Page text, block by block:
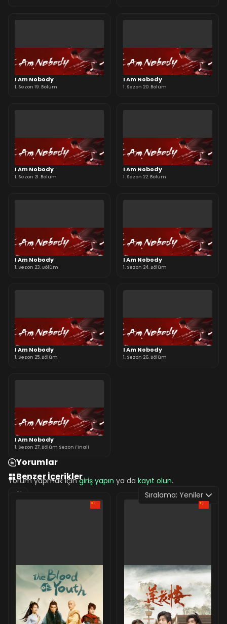
I Am Nobody
1. Sezon 19. Bölüm
I Am Nobody
1. Sezon 20. Bölüm
I Am Nobody
1. Sezon 21. Bölüm
I Am Nobody
1. Sezon 22. Bölüm
I Am Nobody
1. Sezon 23. Bölüm
I Am Nobody
1. Sezon 24. Bölüm
I Am Nobody
1. Sezon 25. Bölüm
I Am Nobody
1. Sezon 26. Bölüm
I Am Nobody
1. Sezon 27. Bölüm Sezon Finali
Yorumlar
Yorum yapmak içingiriş yapın ya da kayıt olun.
Sıralama: Yeniler
Benzer İçerikler